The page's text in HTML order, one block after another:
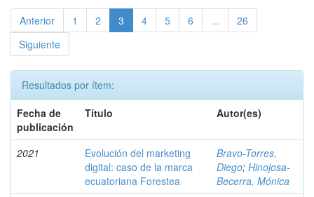
Anterior 1 2 3 4 5 6 ...
26
Siguiente
Resultados por ítem:
Fecha de
publicación
Título Autor(es)
2021
Evolución del marketing
digital: caso de la marca
ecuatoriana Forestea
Bravo-Torres,
Diego; Hinojosa-
Becerra, Mónica